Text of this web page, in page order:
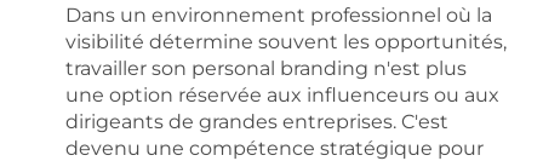
forte
et
authentique
Dans un environnement professionnel où la
visibilité détermine souvent les opportunités,
travailler son personal branding n'est plus
une option réservée aux influenceurs ou aux
dirigeants de grandes entreprises. C'est
devenu une compétence stratégique pour